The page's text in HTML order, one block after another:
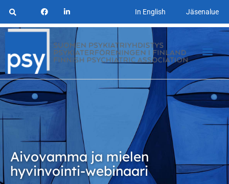
In English Jäsenalue
Aivovamma ja mielen
hyvinvointi-webinaari